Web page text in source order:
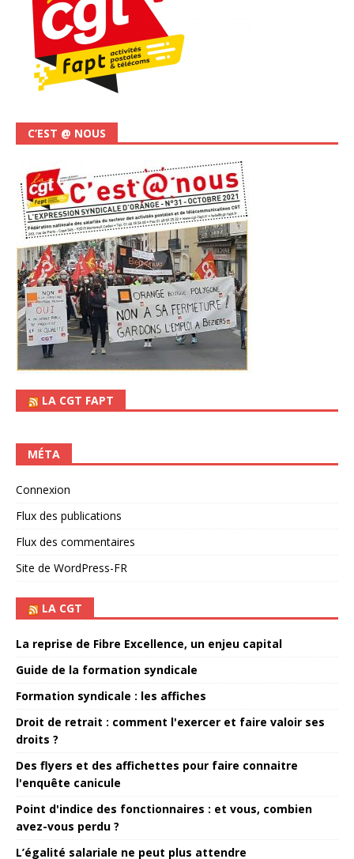
C’EST @ NOUS
LA CGT FAPT
MÉTA
Connexion
Flux des publications
Flux des commentaires
Site de WordPress-FR
LA CGT
La reprise de Fibre Excellence, un enjeu capital
Guide de la formation syndicale
Formation syndicale : les affiches
Droit de retrait : comment l'exercer et faire valoir ses
droits ?
Des flyers et des affichettes pour faire connaitre
l'enquête canicule
Point d'indice des fonctionnaires : et vous, combien
avez-vous perdu ?
L’égalité salariale ne peut plus attendre